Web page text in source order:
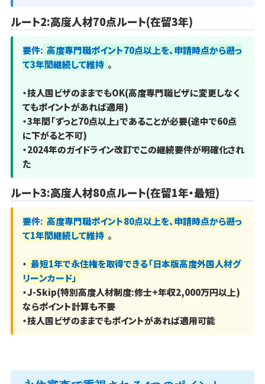
ルート2:高度人材70点ルート(在留3年)
要件: 高度専門職ポイント70点以上を、申請時点から遡っ
て3年間継続して維持 。
・技人国ビザのままでもOK(高度専門職ビザに変更しなく
てもポイントがあれば適用)
・3年間「ずっと70点以上」であることが必要(途中で60点
に下がると不可)
・2024年のガイドライン改訂でこの継続要件が明確化され
た
ルート3:高度人材80点ルート(在留1年・最短)
要件: 高度専門職ポイント80点以上を、申請時点から遡っ
て1年間継続して維持 。
・ 最短1年で永住権を取得できる「日本版高度外国人材グ
リーンカード」
・J-Skip(特別高度人材制度:修士+年収2,000万円以上)
ならポイント計算も不要
・技人国ビザのままでもポイントがあれば適用可能